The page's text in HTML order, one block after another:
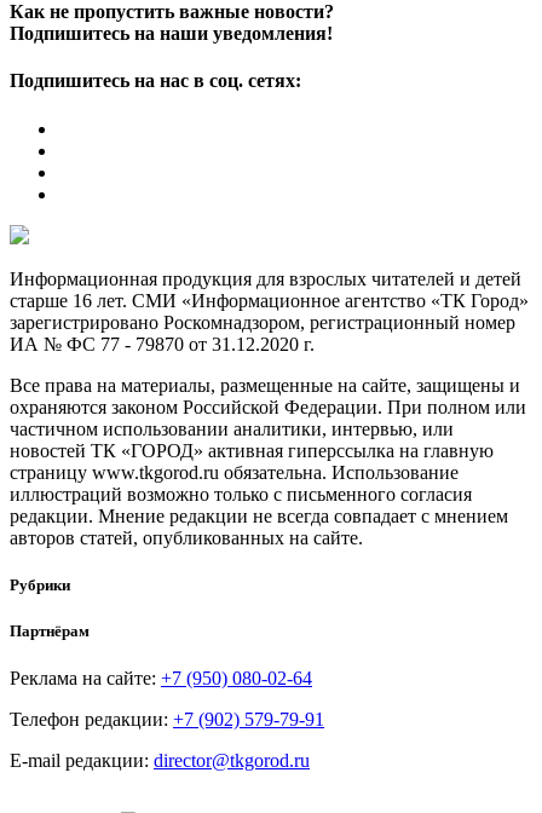
Как не пропустить важные новости?
Подпишитесь на наши уведомления!
Подпишитесь на нас в соц. сетях:
Информационная продукция для взрослых читателей и детей
старше 16 лет. СМИ «Информационное агентство «ТК Город»
зарегистрировано Роскомнадзором, регистрационный номер
ИА № ФС 77 - 79870 от 31.12.2020 г.
Все права на материалы, размещенные на сайте, защищены и
охраняются законом Российской Федерации. При полном или
частичном использовании аналитики, интервью, или
новостей ТК «ГОРОД» активная гиперссылка на главную
страницу www.tkgorod.ru обязательна. Использование
иллюстраций возможно только с письменного согласия
редакции. Мнение редакции не всегда совпадает с мнением
авторов статей, опубликованных на сайте.
Рубрики
Партнёрам
Реклама на сайте: +7 (950) 080-02-64
Телефон редакции: +7 (902) 579-79-91
E-mail редакции: director@tkgorod.ru